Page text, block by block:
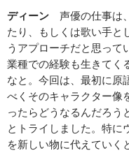
ディーン 声優の仕事は
たり、もしくは歌い手と
うアプローチだと思って
業種での経験も生きてく
なと。今回は、最初に原
べくそのキャラクター像
ったらどうなるんだろう
とトライしました。特に
を新しい物に代えていく